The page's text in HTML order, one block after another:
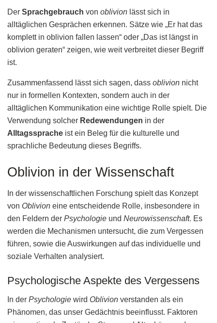
Der Sprachgebrauch von oblivion lässt sich in
alltäglichen Gesprächen erkennen. Sätze wie „Er hat das
komplett in oblivion fallen lassen“ oder „Das ist längst in
oblivion geraten“ zeigen, wie weit verbreitet dieser Begriff
ist.
Zusammenfassend lässt sich sagen, dass oblivion nicht
nur in formellen Kontexten, sondern auch in der
alltäglichen Kommunikation eine wichtige Rolle spielt. Die
Verwendung solcher Redewendungen in der
Alltagssprache ist ein Beleg für die kulturelle und
sprachliche Bedeutung dieses Begriffs.
Oblivion in der Wissenschaft
In der wissenschaftlichen Forschung spielt das Konzept
von Oblivion eine entscheidende Rolle, insbesondere in
den Feldern der Psychologie und Neurowissenschaft. Es
werden die Mechanismen untersucht, die zum Vergessen
führen, sowie die Auswirkungen auf das individuelle und
soziale Verhalten analysiert.
Psychologische Aspekte des Vergessens
In der Psychologie wird Oblivion verstanden als ein
Phänomen, das unser Gedächtnis beeinflusst. Faktoren